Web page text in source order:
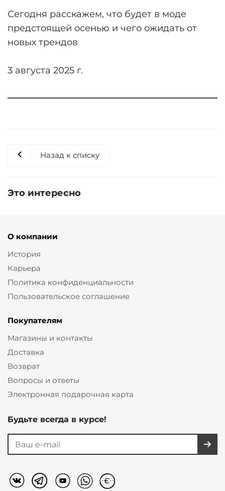
Сегодня расскажем, что будет в моде
предстоящей осенью и чего ожидать от
новых трендов
3 августа 2025 г.
Назад к списку
Это интересно
О компании
История
Карьера
Политика конфиденциальности
Пользовательское соглашение
Покупателям
Магазины и контакты
Доставка
Возврат
Вопросы и ответы
Электронная подарочная карта
Будьте всегда в курсе!